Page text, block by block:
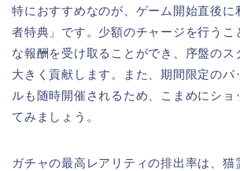
特におすすめなのが、ゲーム開始直後に
者特典」です。少額のチャージを行うこ
な報酬を受け取ることができ、序盤のス
大きく貢献します。また、期間限定のパ
ルも随時開催されるため、こまめにショ
てみましょう。
ガチャの最高レアリティの排出率は、猫